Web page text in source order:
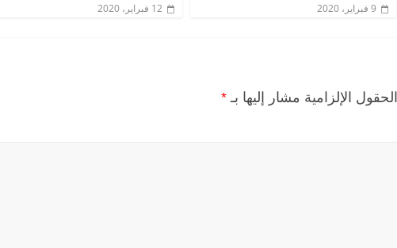
9 فبراير، 2020 12 فبراير، 2020
الحقول الإلزامية مشار إليها بـ *